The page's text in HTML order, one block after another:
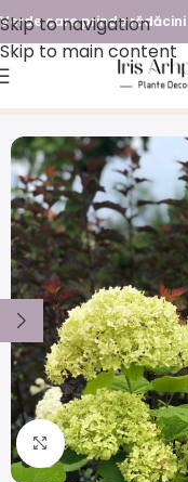
Skip to navigation
Skip to main content
Verde care prinde rădăcini
Prima pagină Arbori
Click to